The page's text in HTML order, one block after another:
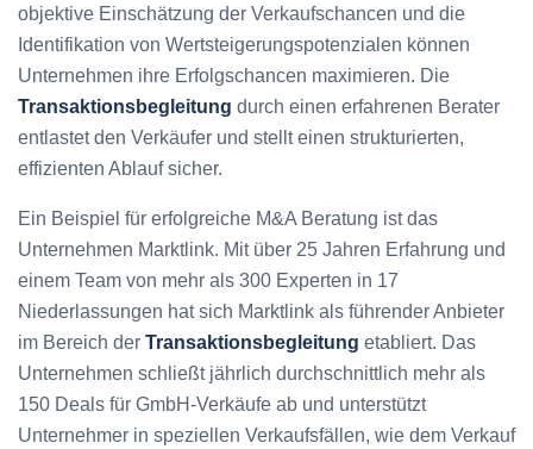
objektive Einschätzung der Verkaufschancen und die
Identifikation von Wertsteigerungspotenzialen können
Unternehmen ihre Erfolgschancen maximieren. Die
Transaktionsbegleitung durch einen erfahrenen Berater
entlastet den Verkäufer und stellt einen strukturierten,
effizienten Ablauf sicher.
Ein Beispiel für erfolgreiche M&A Beratung ist das
Unternehmen Marktlink. Mit über 25 Jahren Erfahrung und
einem Team von mehr als 300 Experten in 17
Niederlassungen hat sich Marktlink als führender Anbieter
im Bereich der Transaktionsbegleitung etabliert. Das
Unternehmen schließt jährlich durchschnittlich mehr als
150 Deals für GmbH-Verkäufe ab und unterstützt
Unternehmer in speziellen Verkaufsfällen, wie dem Verkauf